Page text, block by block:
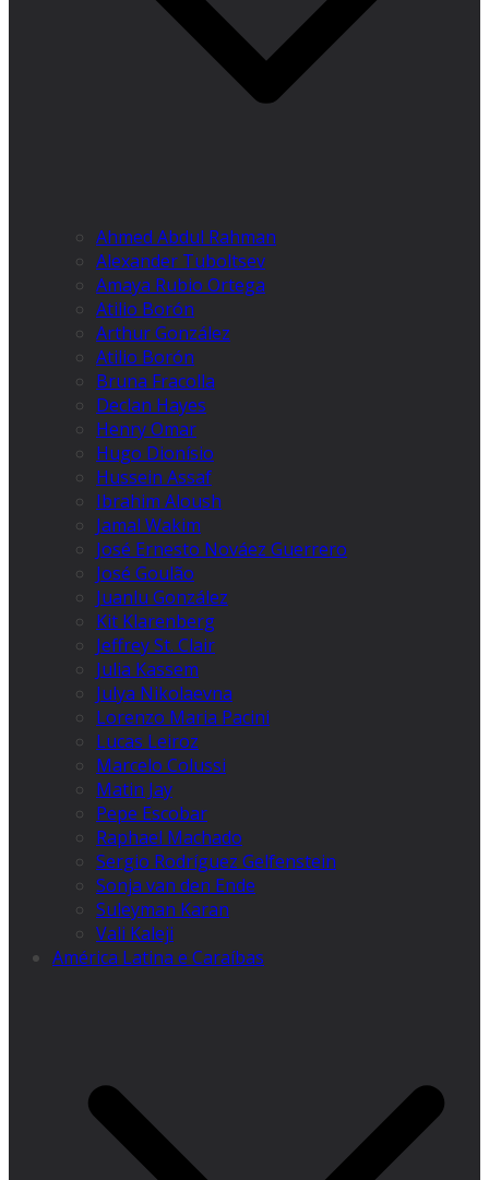
Ahmed Abdul Rahman
Alexander Tuboltsev
Amaya Rubio Ortega
Atilio Borón
Arthur González
Atilio Borón
Bruna Fracolla
Declan Hayes
Henry Omar
Hugo Dionísio
Hussein Assaf
Ibrahim Aloush
Jamal Wakim
José Ernesto Nováez Guerrero
José Goulão
Juanlu González
Kit Klarenberg
Jeffrey St. Clair
Julia Kassem
Julya Nikolaevna
Lorenzo Maria Pacini
Lucas Leiroz
Marcelo Colussi
Matin Jay
Pepe Escobar
Raphael Machado
Sergio Rodríguez Gelfenstein
Sonja van den Ende
Suleyman Karan
Vali Kaleji
América Latina e Caraíbas